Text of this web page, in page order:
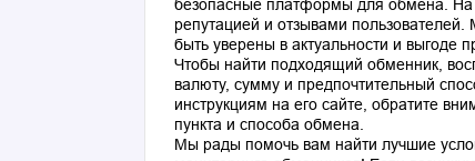
безопасные платформы для обмена.
репутацией и отзывами
быть уверены в актуальности и выгоде
Чтобы найти подходящий обменник,
валюту, сумму и предпочтительный
инструкциям на его сайте, обратите
пункта и способа обмена.
Мы рады помочь вам найти лучшие